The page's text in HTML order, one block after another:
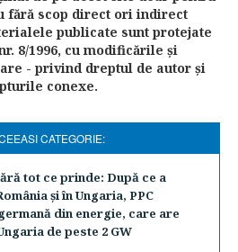
fără scop direct ori indirect
publicate sunt protejate
8/1996, cu modificările şi
- privind dreptul de autor şi
conexe.
CATEGORIE:
tot ce prinde: După ce a
şi în Ungaria, PPC
din energie, care are
de peste 2 GW